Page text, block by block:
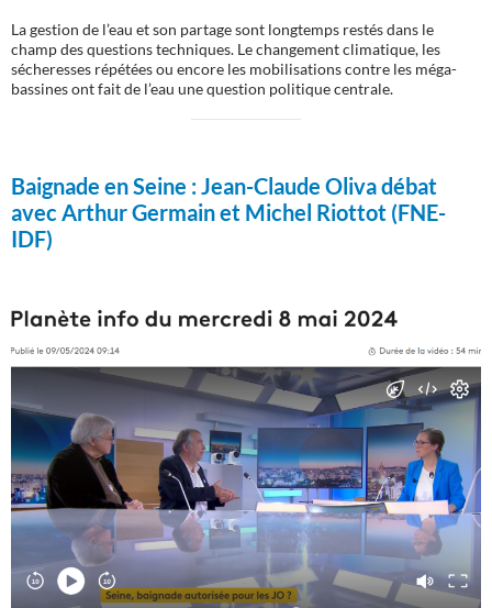
La gestion de l’eau et son partage sont longtemps restés dans le
champ des questions techniques. Le changement climatique, les
sécheresses répétées ou encore les mobilisations contre les méga-
bassines ont fait de l’eau une question politique centrale.
Baignade en Seine :Jean-Claude Oliva débat
avec Arthur Germain et Michel Riottot (FNE-
IDF)